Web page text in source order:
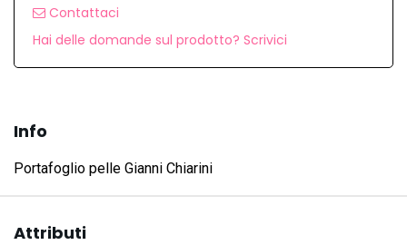
Contattaci
Hai delle domande sul prodotto? Scrivici
Info
Portafoglio pelle Gianni Chiarini
Attributi